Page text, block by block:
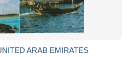
ARAB EMIRATES